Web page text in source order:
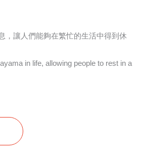
，讓人們能夠在繁忙的生活中得到休
in life, allowing people to rest in a